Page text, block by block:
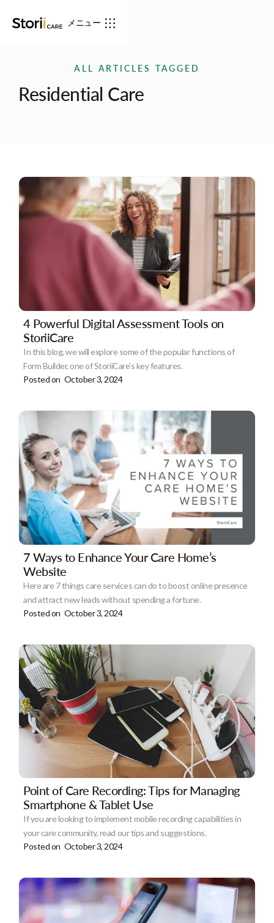
メニュー
ALL ARTICLES TAGGED
Residential Care
4 Powerful Digital Assessment Tools on
StoriiCare
In this blog, we will explore some of the popular functions of
Form Builder, one of StoriiCare’s key features.
Posted on October 3, 2024
7 Ways to Enhance Your Care Home’s
Website
Here are 7 things care services can do to boost online presence
and attract new leads without spending a fortune.
Posted on October 3, 2024
Point of Care Recording: Tips for Managing
Smartphone & Tablet Use
If you are looking to implement mobile recording capabilities in
your care community, read our tips and suggestions.
Posted on October 3, 2024